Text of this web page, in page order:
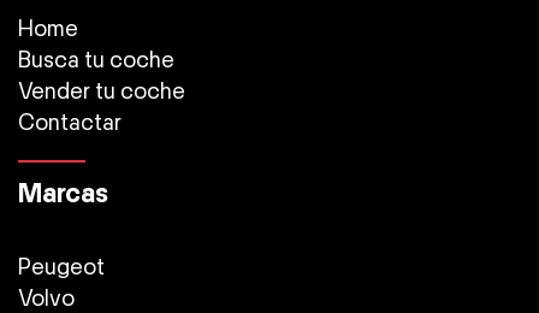
Home
Busca tu coche
Vender tu coche
Contactar
Marcas
Peugeot
Volvo